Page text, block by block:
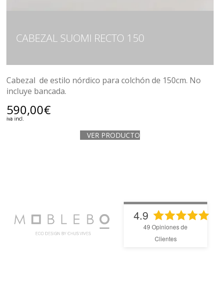
CABEZAL SUOMI RECTO 150
Cabezal de estilo nórdico para colchón de 150cm. No
incluye bancada.
590,00€
iva incl.
VER PRODUCTO
4.9
49 Opiniones de
Clientes